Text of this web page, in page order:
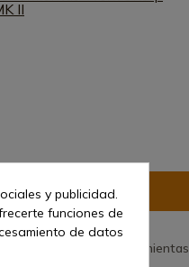
Ver producto
09DX008
de cuchillos y herramientas
y publicidad.
funciones de
de datos